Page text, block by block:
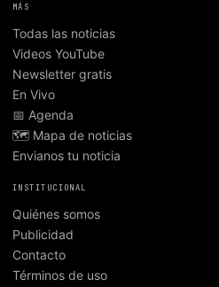
MÁS
Todas las noticias
Videos YouTube
Newsletter gratis
En Vivo
📅 Agenda
🗺️ Mapa de noticias
Envianos tu noticia
INSTITUCIONAL
Quiénes somos
Publicidad
Contacto
Términos de uso